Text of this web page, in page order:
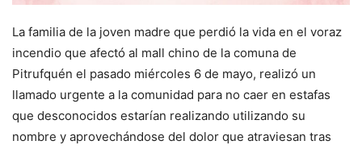
La familia de la joven madre que perdió la vida en el voraz
incendio que afectó al mall chino de la comuna de
Pitrufquén el pasado miércoles 6 de mayo, realizó un
llamado urgente a la comunidad para no caer en estafas
que desconocidos estarían realizando utilizando su
nombre y aprovechándose del dolor que atraviesan tras